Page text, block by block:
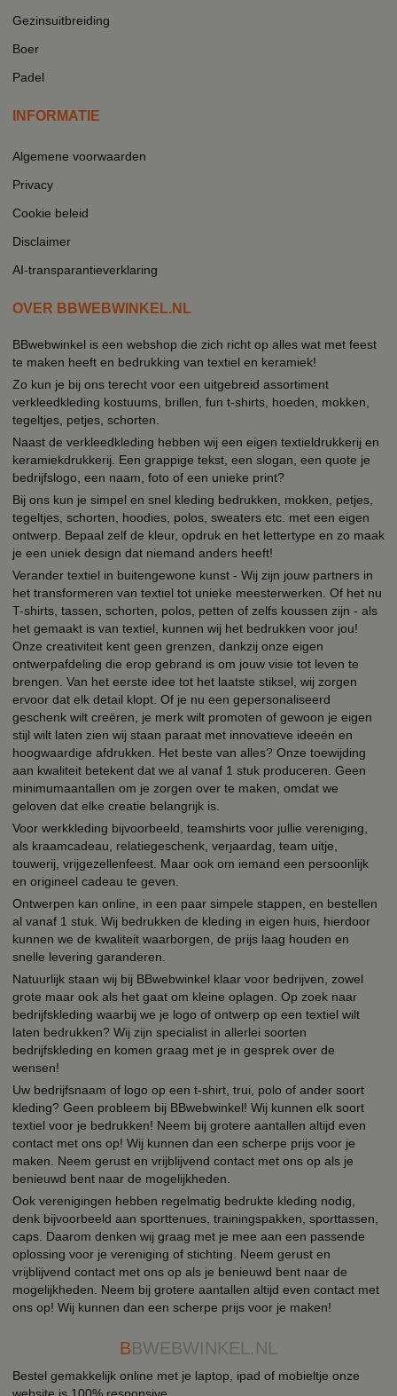
Gezinsuitbreiding
Boer
Padel
INFORMATIE
Algemene voorwaarden
Privacy
Cookie beleid
Disclaimer
AI-transparantieverklaring
OVER BBWEBWINKEL.NL
BBwebwinkel is een webshop die zich richt op alles wat met feest
te maken heeft en bedrukking van textiel en keramiek!
Zo kun je bij ons terecht voor een uitgebreid assortiment
verkleedkleding kostuums, brillen, fun t-shirts, hoeden, mokken,
tegeltjes, petjes, schorten.
Naast de verkleedkleding hebben wij een eigen textieldrukkerij en
keramiekdrukkerij. Een grappige tekst, een slogan, een quote je
bedrijfslogo, een naam, foto of een unieke print?
Bij ons kun je simpel en snel kleding bedrukken, mokken, petjes,
tegeltjes, schorten, hoodies, polos, sweaters etc. met een eigen
ontwerp. Bepaal zelf de kleur, opdruk en het lettertype en zo maak
je een uniek design dat niemand anders heeft!
Verander textiel in buitengewone kunst - Wij zijn jouw partners in
het transformeren van textiel tot unieke meesterwerken. Of het nu
T-shirts, tassen, schorten, polos, petten of zelfs koussen zijn - als
het gemaakt is van textiel, kunnen wij het bedrukken voor jou!
Onze creativiteit kent geen grenzen, dankzij onze eigen
ontwerpafdeling die erop gebrand is om jouw visie tot leven te
brengen. Van het eerste idee tot het laatste stiksel, wij zorgen
ervoor dat elk detail klopt. Of je nu een gepersonaliseerd
geschenk wilt creëren, je merk wilt promoten of gewoon je eigen
stijl wilt laten zien wij staan paraat met innovatieve ideeën en
hoogwaardige afdrukken. Het beste van alles? Onze toewijding
aan kwaliteit betekent dat we al vanaf 1 stuk produceren. Geen
minimumaantallen om je zorgen over te maken, omdat we
geloven dat elke creatie belangrijk is.
Voor werkkleding bijvoorbeeld, teamshirts voor jullie vereniging,
als kraamcadeau, relatiegeschenk, verjaardag, team uitje,
touwerij, vrijgezellenfeest. Maar ook om iemand een persoonlijk
en origineel cadeau te geven.
Ontwerpen kan online, in een paar simpele stappen, en bestellen
al vanaf 1 stuk. Wij bedrukken de kleding in eigen huis, hierdoor
kunnen we de kwaliteit waarborgen, de prijs laag houden en
snelle levering garanderen.
Natuurlijk staan wij bij BBwebwinkel klaar voor bedrijven, zowel
grote maar ook als het gaat om kleine oplagen. Op zoek naar
bedrijfskleding waarbij we je logo of ontwerp op een textiel wilt
laten bedrukken? Wij zijn specialist in allerlei soorten
bedrijfskleding en komen graag met je in gesprek over de
wensen!
Uw bedrijfsnaam of logo op een t-shirt, trui, polo of ander soort
kleding? Geen probleem bij BBwebwinkel! Wij kunnen elk soort
textiel voor je bedrukken! Neem bij grotere aantallen altijd even
contact met ons op! Wij kunnen dan een scherpe prijs voor je
maken. Neem gerust en vrijblijvend contact met ons op als je
benieuwd bent naar de mogelijkheden.
Ook verenigingen hebben regelmatig bedrukte kleding nodig,
denk bijvoorbeeld aan sporttenues, trainingspakken, sporttassen,
caps. Daarom denken wij graag met je mee aan een passende
oplossing voor je vereniging of stichting. Neem gerust en
vrijblijvend contact met ons op als je benieuwd bent naar de
mogelijkheden. Neem bij grotere aantallen altijd even contact met
ons op! Wij kunnen dan een scherpe prijs voor je maken!
BBWEBWINKEL.NL
Bestel gemakkelijk online met je laptop, ipad of mobieltje onze